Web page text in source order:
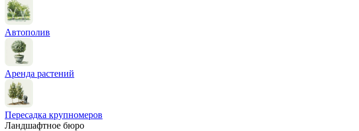
Автополив
Аренда растений
Пересадка крупномеров
Ландшафтное бюро